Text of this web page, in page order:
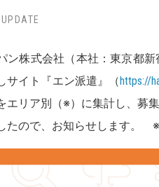
ン株式会社（本社：東京都
サイト『エン派遣』（https://
エリア別（※）に集計し、募
たので、お知らせします。